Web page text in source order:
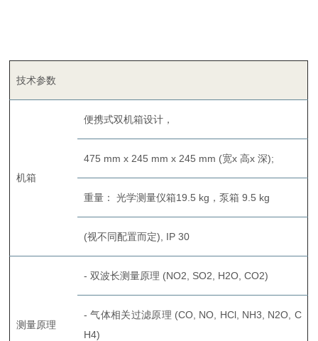
技术参数
机箱
便携式双机箱设计，
475 mm x 245 mm x 245 mm (宽x 高x 深);
重量： 光学测量仪箱19.5 kg，泵箱 9.5 kg
(视不同配置而定), IP 30
测量原理
- 双波长测量原理 (NO2, SO2, H2O, CO2)
- 气体相关过滤原理 (CO, NO, HCl, NH3, N2O, C
H4)